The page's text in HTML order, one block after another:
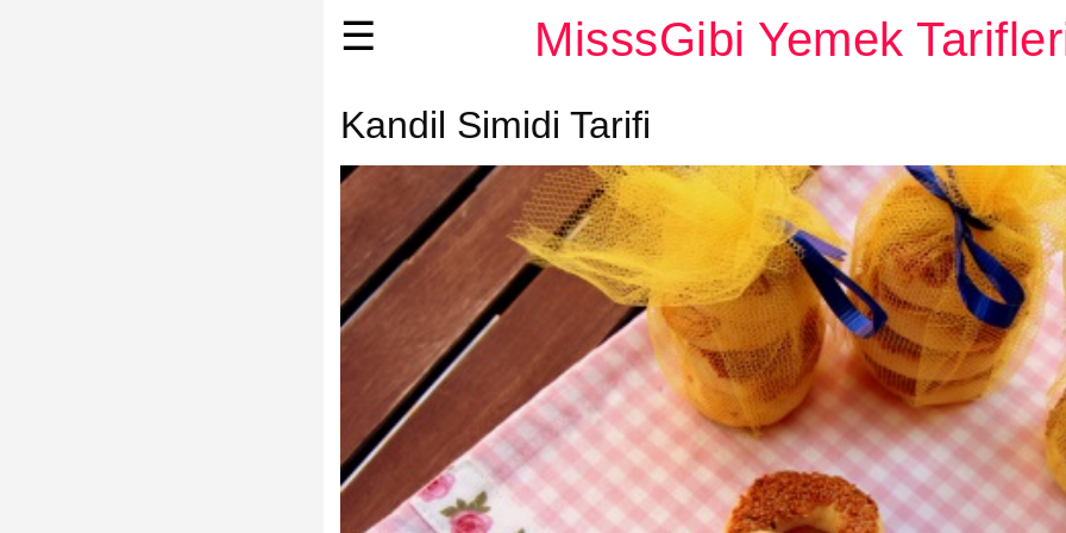
MisssGibi Yemek
☰
Kandil Simidi Tarifi